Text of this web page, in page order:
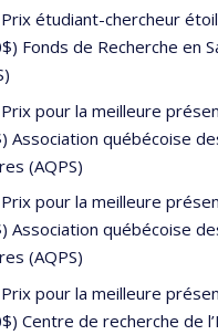
étudiant-chercheur
Fonds de Recherche en
pour la meilleure
Association québécoise
(AQPS)
pour la meilleure
Association québécoise
(AQPS)
pour la meilleure
Centre de recherche de